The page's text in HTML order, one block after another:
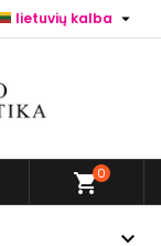
lietuvių kalba 
shopping_cart0